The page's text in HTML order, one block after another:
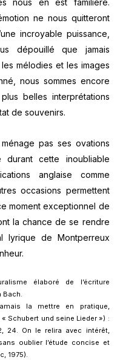
nous en est familière.
ne nous quitteront
incroyable puissance,
dépouillé que jamais
mélodies et les images
nous sommes encore
belles interprétations
de souvenirs.
pas ses ovations
cette inoubliable
anglaise comme
occasions permettent
moment exceptionnel de
la chance de se rendre
lyrique de Montperreux
élaboré de l’écriture
Bach.
la mettre en pratique,
Schubert und seine Lieder ») :
24. On le relira avec intérêt,
oublier l’étude concise et
1975).